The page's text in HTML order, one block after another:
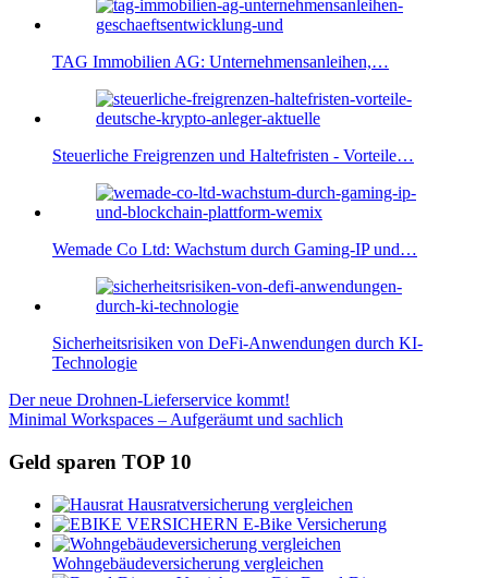
TAG Immobilien AG: Unternehmensanleihen,…
Steuerliche Freigrenzen und Haltefristen - Vorteile…
Wemade Co Ltd: Wachstum durch Gaming-IP und…
Sicherheitsrisiken von DeFi-Anwendungen durch KI-
Technologie
Beitragsnavigation
Vorheriger
Beitrag:
Der neue Drohnen-Lieferservice kommt!
Nächster
Minimal Workspaces – Aufgeräumt und sachlich
Geld sparen TOP 10
Hausratversicherung vergleichen
E-Bike Versicherung
Wohngebäudeversicherung vergleichen